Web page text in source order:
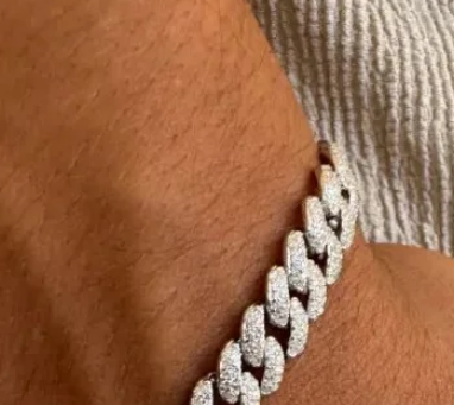
השם, האימייל והאתר שלי לפעם הבאה שאגיב.